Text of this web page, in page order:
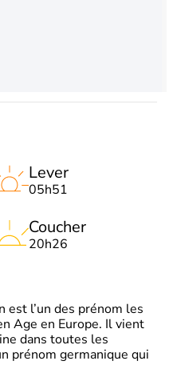
Lever
05h51
Coucher
20h26
est l’un des prénom les
Age en Europe. Il vient
dans toutes les
prénom germanique qui